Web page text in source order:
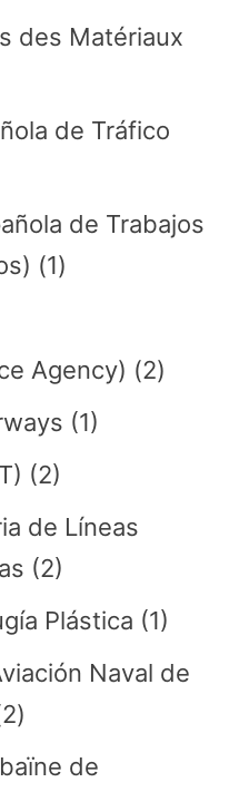
des Matériaux
de Tráfico
de Trabajos
(1)
Agency) (2)
(1)
(2)
de Líneas
(2)
Plástica (1)
Naval de
de